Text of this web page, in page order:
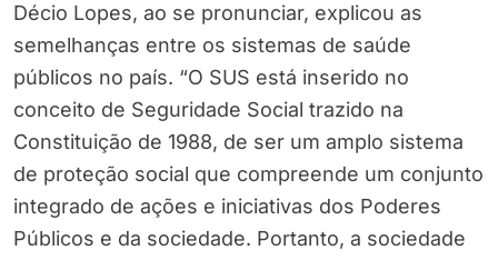
Décio Lopes, ao se pronunciar, explicou as
semelhanças entre os sistemas de saúde
públicos no país. “O SUS está inserido no
conceito de Seguridade Social trazido na
Constituição de 1988, de ser um amplo sistema
de proteção social que compreende um conjunto
integrado de ações e iniciativas dos Poderes
Públicos e da sociedade. Portanto, a sociedade